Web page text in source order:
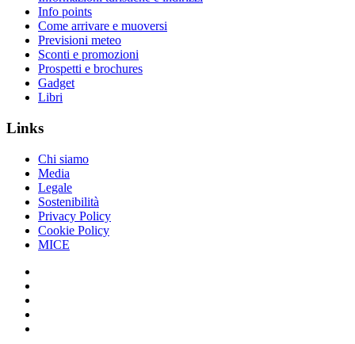
Info points
Come arrivare e muoversi
Previsioni meteo
Sconti e promozioni
Prospetti e brochures
Gadget
Libri
Links
Chi siamo
Media
Legale
Sostenibilità
Privacy Policy
Cookie Policy
MICE